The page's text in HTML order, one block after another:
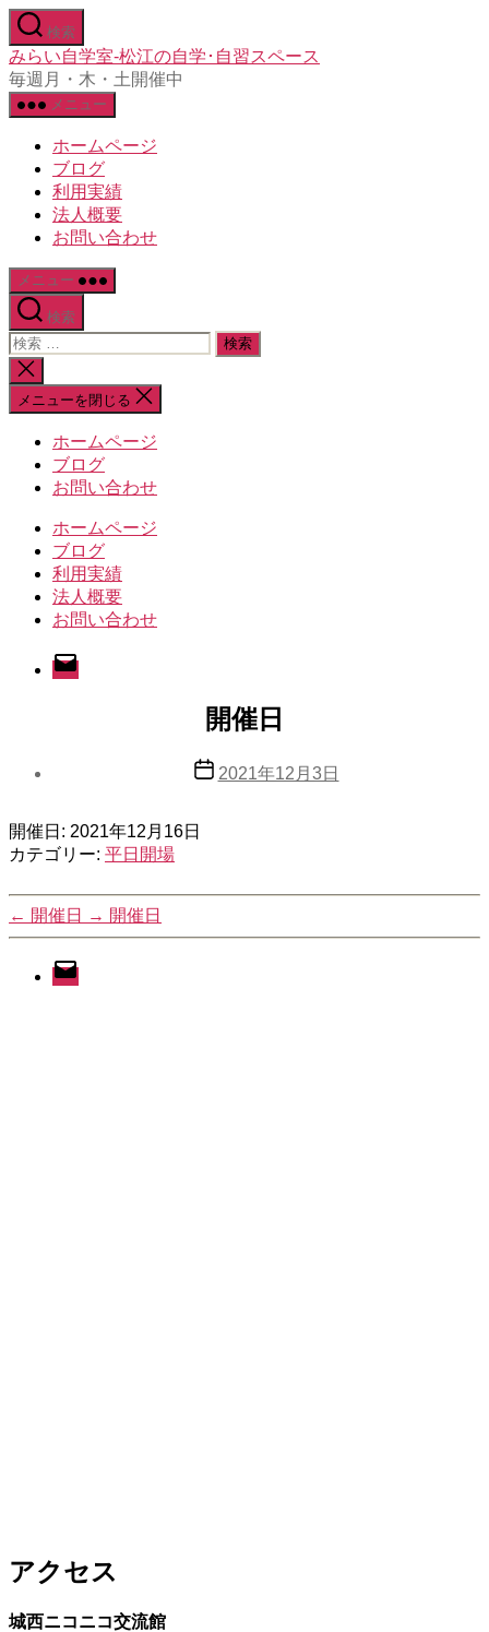
コ
ン
テ
ン
ツ
検索
みらい自学室-松江の自学･自習スペース
毎週月・木・土開催中
メニュー
ホームページ
ブログ
利用実績
法人概要
お問い合わせ
メニュー
検索
検
索
対
象:
検
索
を
メニューを閉じる
ホームページ
ブログ
お問い合わせ
ホームページ
ブログ
利用実績
法人概要
お問い合わせ
メ
ー
開催日
投 2021年12月3日
開催日: 2021年12月16日
カテゴリー: 平日開場
← 開催日 → 開催日
メ
ー
アクセス
城西ニコニコ交流館